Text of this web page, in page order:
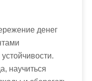
денег
научиться